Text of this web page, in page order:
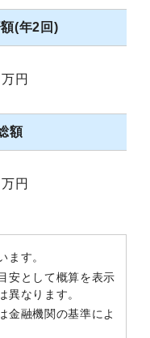
(年2回)
万円
額
万円
ます。
安として概算を表示
異なります。
金融機関の基準によ